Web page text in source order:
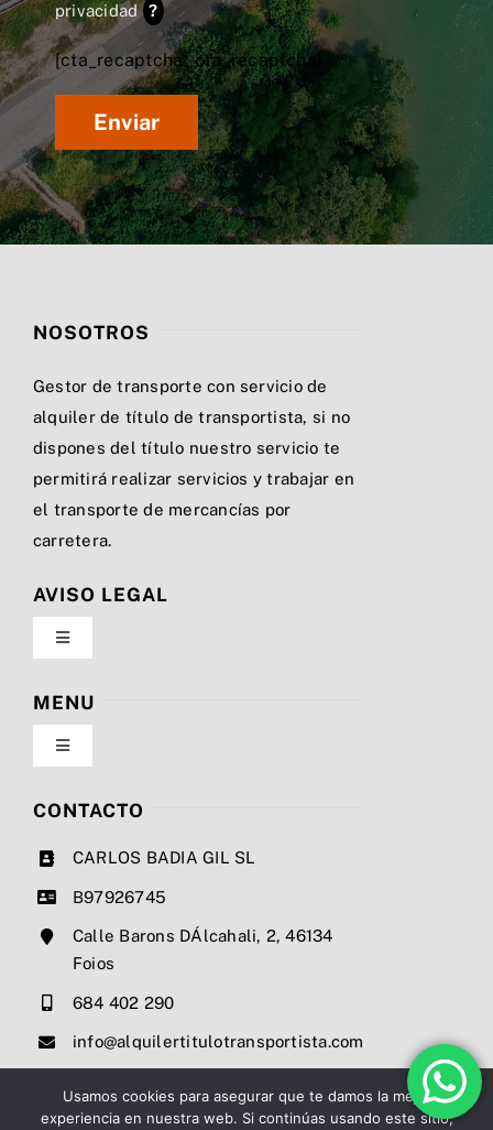
privacidad ?
[cta_recaptcha* cta_recaptcha]
NOSOTROS
Gestor de transporte con servicio de
alquiler de título de transportista, si no
dispones del título nuestro servicio te
permitirá realizar servicios y trabajar en
el transporte de mercancías por
carretera.
AVISO LEGAL
Toggle
Navigation
Política de privacidad
Condiciones de uso
MENU
Toggle
Navigation
Nosotros
Precios
Contacto
CONTACTO
CARLOS BADIA GIL SL
B97926745
Calle Barons DÁlcahali, 2, 46134
Foios
684 402 290
info@alquilertitulotransportista.com
Usamos cookies para asegurar que te damos la mejor
experiencia en nuestra web. Si continúas usando este sitio,